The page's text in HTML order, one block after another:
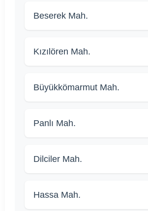
Beserek Mah.
Kızılören Mah.
Büyükkömarmut Mah.
Panlı Mah.
Dilciler Mah.
Hassa Mah.